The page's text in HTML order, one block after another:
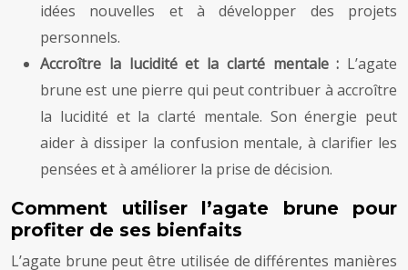
idées nouvelles et à développer des projets
personnels.
Accroître la lucidité et la clarté mentale : L’agate
brune est une pierre qui peut contribuer à accroître
la lucidité et la clarté mentale. Son énergie peut
aider à dissiper la confusion mentale, à clarifier les
pensées et à améliorer la prise de décision.
Comment utiliser l’agate brune pour
profiter de ses bienfaits
L’agate brune peut être utilisée de différentes manières